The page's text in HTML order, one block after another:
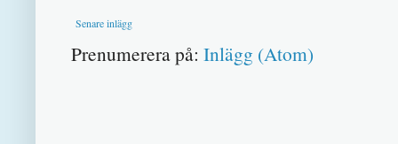
Senare inlägg
Prenumerera på: Inlägg (Atom)